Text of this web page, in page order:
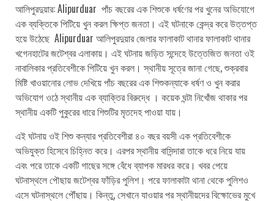
আলিপুরদুয়ার: Alipurduar পাঁচ বছরের এক শিশুকে ধর্ষণের পর খুনের অভিযোগে
এক ব্যক্তিকে পিটিয়ে খুন করল ক্ষিপ্ত জনতা। এই ঘটনাকে কেন্দ্র করে উত্তপ্ত
হয়ে উঠেছে Alipurduar আলিপুরদুয়ার জেলার ফালাকাট থানার ফালাকাট থানার
খগেনহাটের জটেশ্বর এলাকায়। এই ঘটনায় জড়িত সন্দেহে উত্তেজিত জনতা ওই
নাবালিকার প্রতিবেশীকে পিটিয়ে খুন করল। স্থানীয় সূত্রে জানা গেছে, শুক্রবার
মিষ্টি খাওয়ানোর লোভ দেখিয়ে পাঁচ বছরের এক শিশুকন্যাকে ধর্ষণ ও খুন করার
অভিযোগ ওঠে স্থানীয় এক ব্যাক্তির বিরুদ্ধে । কয়েক ঘন্টা নিখোঁজ থাকার পর
স্থানীয় একটি পুকুরের ধারে শিশুটির মৃতদেহ পাওয়া যায়।
এই ঘটনায় ওই শিশু কন্যার প্রতিবেশীরা ৪০ বছর বয়সী এক প্রতিবেশীকে
অভিযুক্ত হিসেবে চিহ্নিত করে। এরপর স্থানীয় বাসিন্দারা তাকে ধরে নিয়ে যায়
এবং পরে তাকে একটি গাছের সঙ্গে বেঁধে ব্যাপক মারধর করে। খবর পেয়ে
ঘটনাস্থলে পৌছায় জটেশ্বর ফাঁড়ির পুলিশ। পরে ফালাকাটা থানা থেকে পুলিশও
এসে ঘটনাস্থলে পৌঁছায়। কিন্তু, সেখানে যাওয়ার পর স্থানীয়দের বিক্ষোভের মুখে